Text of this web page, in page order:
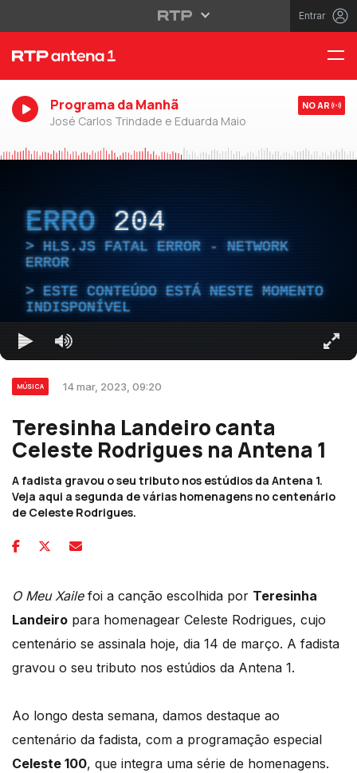
Entrar
Programa da Manhã
José Carlos Trindade e Eduarda Maio
NO AR
ERRO 204
HLS.JS FATAL ERROR - NETWORK
ERROR
ESTE CONTEÚDO ESTÁ NESTE MOMENTO
INDISPONÍVEL
MÚSICA 14 mar, 2023, 09:20
Teresinha Landeiro canta
Celeste Rodrigues na Antena 1
A fadista gravou o seu tributo nos estúdios da Antena 1.
Veja aqui a segunda de várias homenagens no centenário
de Celeste Rodrigues.
O Meu Xailefoi a canção escolhida por Teresinha
Landeiro para homenagear Celeste Rodrigues, cujo
centenário se assinala hoje, dia 14 de março. A fadista
gravou o seu tributo nos estúdios da Antena 1.
Ao longo desta semana, damos destaque ao
centenário da fadista, com a programação especial
Celeste 100, que integra uma série de homenagens.